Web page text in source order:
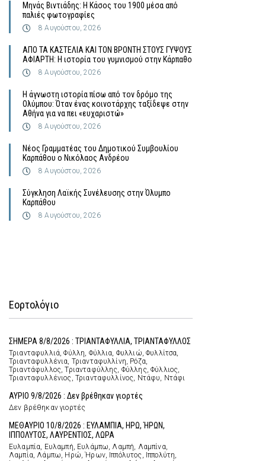
Μηνάς Βιντιάδης: Η Κάσος του 1900 μέσα από
παλιές φωτογραφίες
8 Αυγούστου, 2026
ΑΠΟ ΤΑ ΚΑΣΤΕΛΙΑ ΚΑΙ ΤΟΝ ΒΡΟΝΤΗ ΣΤΟΥΣ ΓΥΨΟΥΣ
ΑΦΙΑΡΤΗ: Η ιστορία του γυμνισμού στην Κάρπαθο
8 Αυγούστου, 2026
Η άγνωστη ιστορία πίσω από τον δρόμο της
Ολύμπου: Όταν ένας κοινοτάρχης ταξίδεψε στην
Αθήνα για να πει «ευχαριστώ»
8 Αυγούστου, 2026
Νέος Γραμματέας του Δημοτικού Συμβουλίου
Καρπάθου ο Νικόλαος Ανδρέου
8 Αυγούστου, 2026
Σύγκληση Λαϊκής Συνέλευσης στην Όλυμπο
Καρπάθου
8 Αυγούστου, 2026
Εορτολόγιο
ΣΗΜΕΡΑ 8/8/2026 : ΤΡΙΑΝΤΑΦΥΛΛΙΑ, ΤΡΙΑΝΤΑΦΥΛΛΟΣ
Τριανταφυλλιά, Φύλλη, Φύλλια, Φυλλιώ, Φυλλίτσα,
Τριανταφυλλένια, Τριανταφυλλίνη, Ρόζα,
Τριαντάφυλλος, Τριανταφύλλης, Φύλλης, Φύλλιος,
Τριανταφυλλένιος, Τριανταφυλλίνος, Ντάφυ, Ντάφι
ΑΥΡΙΟ 9/8/2026 : Δεν βρέθηκαν γιορτές
Δεν βρέθηκαν γιορτές
ΜΕΘΑΥΡΙΟ 10/8/2026 : ΕΥΛΑΜΠΙΑ, ΗΡΩ, ΉΡΩΝ,
ΙΠΠΟΛΥΤΟΣ, ΛΑΥΡΕΝΤΙΟΣ, ΛΩΡΑ
Ευλαμπία, Ευλαμπή, Ευλάμπω, Λαμπή, Λαμπίνα,
Λαμπία, Λάμπω, Ηρώ, Ήρων, Ιππόλυτος, Ιππολύτη,